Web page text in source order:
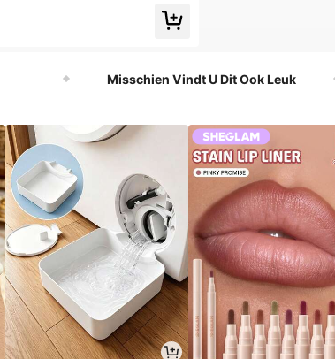
Misschien Vindt U Dit Ook Leuk